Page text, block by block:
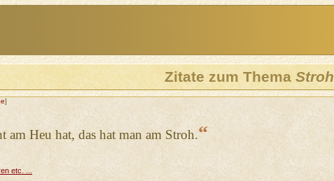
Zitate zum ThemaStroh
]
am Heu hat, das hat man am Stroh.“
etc. ...